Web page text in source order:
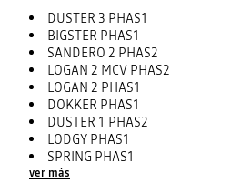
DUSTER 3 PHAS1
BIGSTER PHAS1
SANDERO 2 PHAS2
LOGAN 2 MCV PHAS2
LOGAN 2 PHAS1
DOKKER PHAS1
DUSTER 1 PHAS2
LODGY PHAS1
SPRING PHAS1
ver más